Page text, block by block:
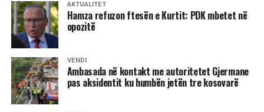
AKTUALITET
Hamza refuzon ftesën e Kurtit: PDK mbetet në
opozitë
VENDI
Ambasada në kontakt me autoritetet Gjermane
pas aksidentit ku humbën jetën tre kosovarë